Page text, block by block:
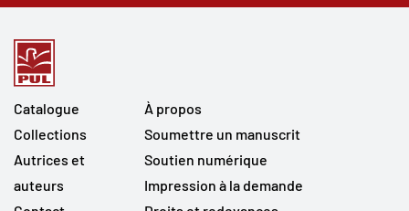
Catalogue
Collections
Autrices et
auteurs
À propos
Soumettre un manuscrit
Soutien numérique
Impression à la demande